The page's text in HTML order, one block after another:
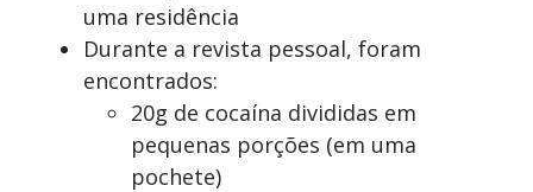
uma residência
Durante a revista pessoal, foram
encontrados:
20g de cocaína divididas em
pequenas porções (em uma
pochete)